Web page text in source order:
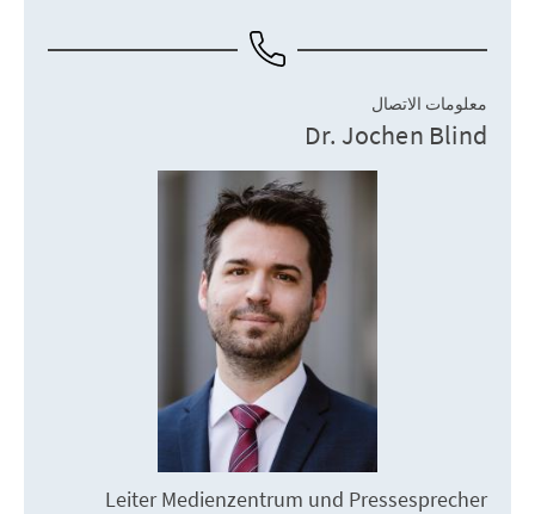
معلومات الاتصال
Dr. Jochen Blind
Leiter Medienzentrum und Pressesprecher